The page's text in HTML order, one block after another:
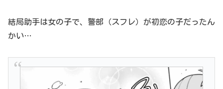
結局助手は女の子で、警部（スフレ）が初恋の子だったん
かい…